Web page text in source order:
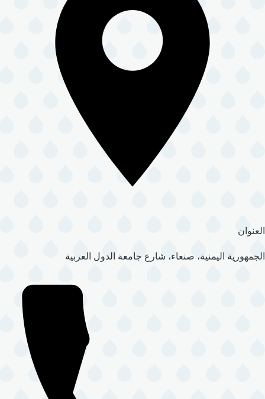
العنوان
الجمهورية اليمنية، صنعاء، شارع جامعة الدول العربية